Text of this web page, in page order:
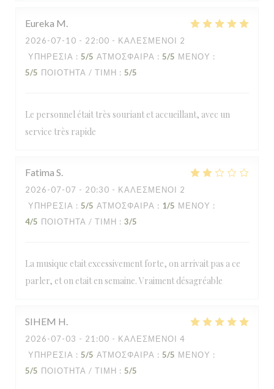
Eureka M
2026-07-10 - 22:00 - ΚΑΛΕΣΜΈΝΟΙ 2
ΥΠΗΡΕΣΊΑ : 5/5 ΑΤΜΌΣΦΑΙΡΑ : 5/5 ΜΕΝΟΎ :
5/5 ΠΟΙΌΤΗΤΑ / ΤΙΜΉ : 5/5
Le personnel était très souriant et accueillant, avec un
service très rapide
Fatima S
2026-07-07 - 20:30 - ΚΑΛΕΣΜΈΝΟΙ 2
ΥΠΗΡΕΣΊΑ : 5/5 ΑΤΜΌΣΦΑΙΡΑ : 1/5 ΜΕΝΟΎ :
4/5 ΠΟΙΌΤΗΤΑ / ΤΙΜΉ : 3/5
La musique etait excessivement forte, on arrivait pas a ce
parler, et on etait en semaine. Vraiment désagréable
SIHEM H
2026-07-03 - 21:00 - ΚΑΛΕΣΜΈΝΟΙ 4
ΥΠΗΡΕΣΊΑ : 5/5 ΑΤΜΌΣΦΑΙΡΑ : 5/5 ΜΕΝΟΎ :
5/5 ΠΟΙΌΤΗΤΑ / ΤΙΜΉ : 5/5